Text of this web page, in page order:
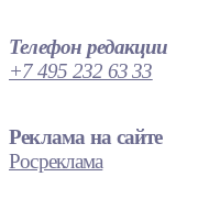
Телефон редакции
+7 495 232 63 33
Реклама на сайте
Росреклама